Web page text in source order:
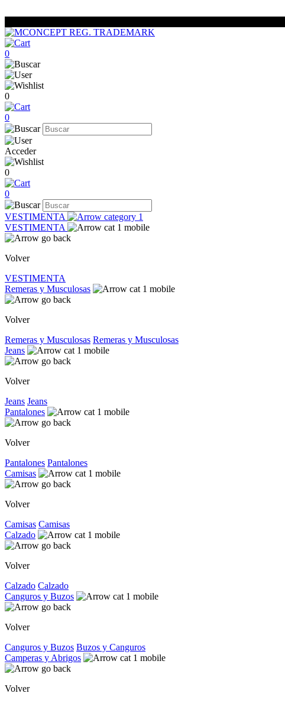
0
0
0
Acceder
0
0
VESTIMENTA
VESTIMENTA
Volver
VESTIMENTA
Remeras y Musculosas
Volver
Remeras y Musculosas Remeras y Musculosas
Jeans
Volver
Jeans Jeans
Pantalones
Volver
Pantalones Pantalones
Camisas
Volver
Camisas Camisas
Calzado
Volver
Calzado Calzado
Canguros y Buzos
Volver
Canguros y Buzos Buzos y Canguros
Camperas y Abrigos
Volver